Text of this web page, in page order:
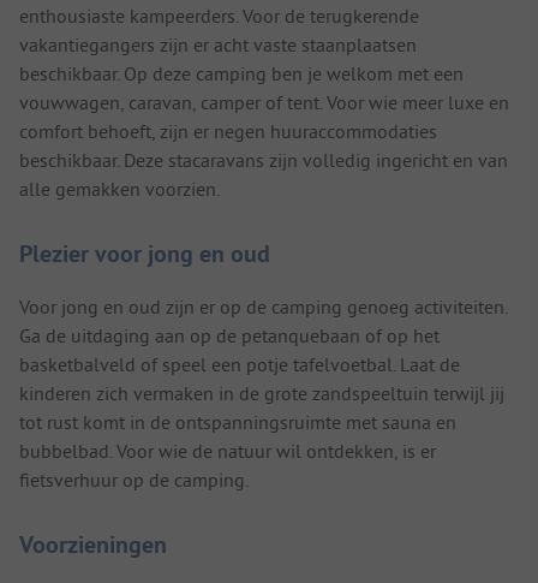
enthousiaste kampeerders. Voor de terugkerende
vakantiegangers zijn er acht vaste staanplaatsen
beschikbaar. Op deze camping ben je welkom met een
vouwwagen, caravan, camper of tent. Voor wie meer luxe en
comfort behoeft, zijn er negen huuraccommodaties
beschikbaar. Deze stacaravans zijn volledig ingericht en van
alle gemakken voorzien.
Plezier voor jong en oud
Voor jong en oud zijn er op de camping genoeg activiteiten.
Ga de uitdaging aan op de petanquebaan of op het
basketbalveld of speel een potje tafelvoetbal. Laat de
kinderen zich vermaken in de grote zandspeeltuin terwijl jij
tot rust komt in de ontspanningsruimte met sauna en
bubbelbad. Voor wie de natuur wil ontdekken, is er
fietsverhuur op de camping.
Voorzieningen